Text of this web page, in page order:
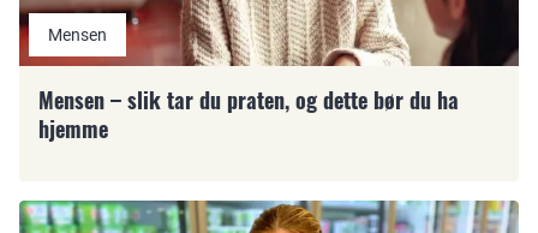
Mensen
Mensen – slik tar du praten, og dette bør du ha
hjemme